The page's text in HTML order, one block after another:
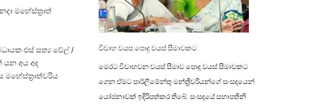
මහේස්ත්‍රාත්
එස් සත්‍ය වේල් /
යන අය අද
නවතී.
විවාහ වයස පොදු වයස් සීමාවකට
මෙරට විවාහවන වයස් සීමාව පොදු වයස් සීමාවකට
ගෙන ඒමට පාර්ලිමේන්තු මන්ත්‍රීවරියන්ගේ සංසදයෙන්
යෝජනාවක් ඉදිරිපත්කර තිබේ. සංසදයේ සභාපතිනි